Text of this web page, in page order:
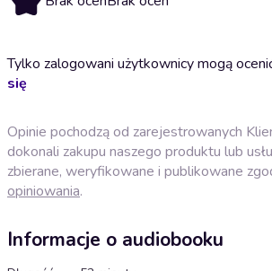
Tylko zalogowani użytkownicy mogą
się
Opinie pochodzą od zarejestrowanych
dokonali zakupu naszego produktu lub
zbierane, weryfikowane i publikowane
opiniowania.
Informacje o audiobooku